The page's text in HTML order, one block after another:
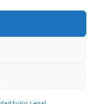
Política de privacidad |
|
(Reglamento (EU)